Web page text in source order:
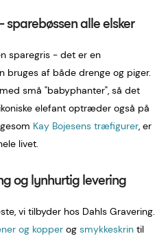
sparebøssen alle elsker
sparegris - det er en
bruges af både drenge og piger.
små "babyphanter", så det
elefant optræder også på
Kay Bojesens træfigurer, er
livet.
og lynhurtig levering
vi tilbyder hos Dahls Gravering.
og kopper og smykkeskrin til